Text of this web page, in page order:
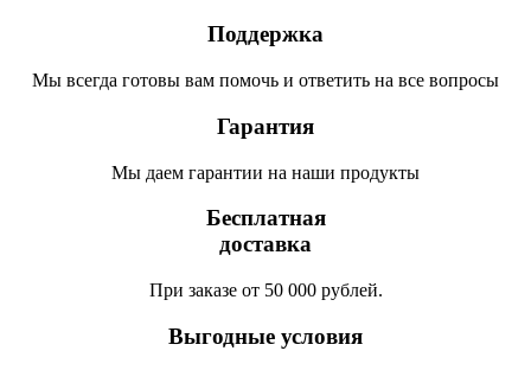
Поддержка
Мы всегда готовы вам помочь и ответить на все вопросы
Гарантия
Мы даем гарантии на наши продукты
Бесплатная
доставка
При заказе от 50 000 рублей.
Выгодные условия